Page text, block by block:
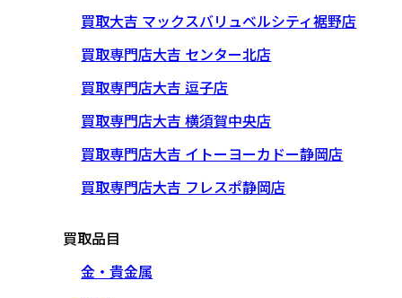
買取大吉 マックスバリュベルシティ裾野店
買取専門店大吉 センター北店
買取専門店大吉 逗子店
買取専門店大吉 横須賀中央店
買取専門店大吉 イトーヨーカドー静岡店
買取専門店大吉 フレスポ静岡店
買取品目
金・貴金属